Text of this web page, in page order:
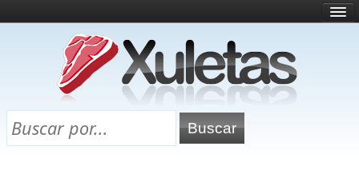
¿Qué es esto?
Directorio
Chuletas para exámenes